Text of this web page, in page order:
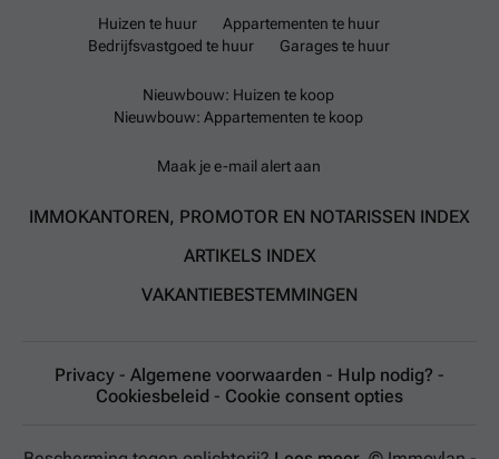
Huizen te huur
Appartementen te huur
Bedrijfsvastgoed te huur
Garages te huur
Nieuwbouw: Huizen te koop
Nieuwbouw: Appartementen te koop
Maak je e-mail alert aan
IMMOKANTOREN, PROMOTOR EN NOTARISSEN INDEX
ARTIKELS INDEX
VAKANTIEBESTEMMINGEN
Privacy - Algemene voorwaarden - Hulp nodig? -
Cookiesbeleid - Cookie consent opties